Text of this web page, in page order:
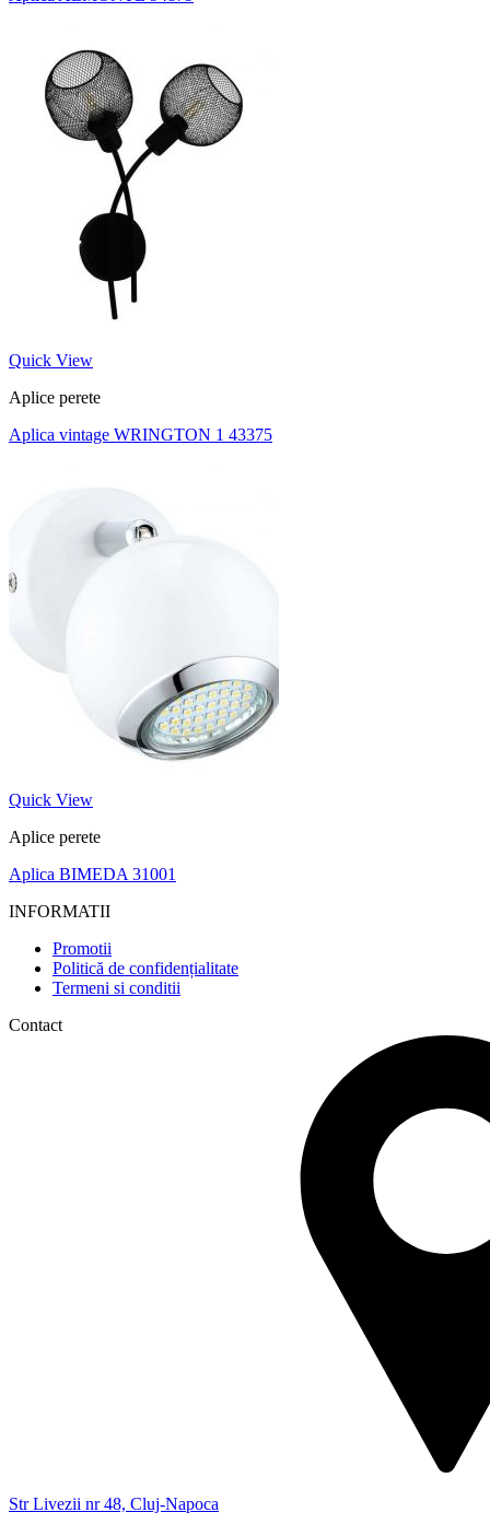
Quick View
Aplice perete
Aplica vintage WRINGTON 1 43375
Quick View
Aplice perete
Aplica BIMEDA 31001
INFORMATII
Promotii
Politică de confidențialitate
Termeni si conditii
Contact
Str Livezii nr 48, Cluj-Napoca